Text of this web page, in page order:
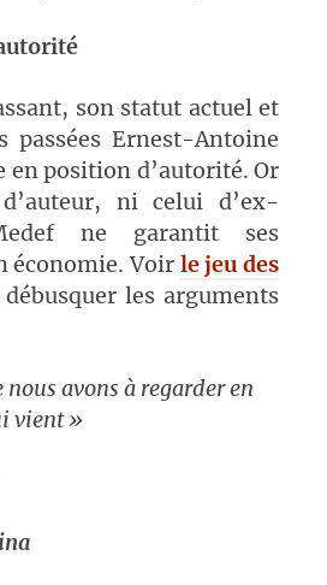
son statut actuel et
passées Ernest-Antoine
en position d’autorité. Or
ni celui d’ex-
ne garantit ses
économie. Voir le jeu des
les arguments
nous avons à regarder en
vient »